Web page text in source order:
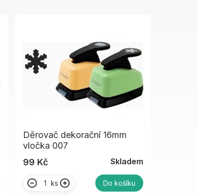
Děrovač dekorační 16mm
vločka 007
99 Kč
Skladem
ks Do košíku